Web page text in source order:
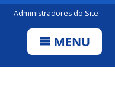
Administradores do Site
MENU